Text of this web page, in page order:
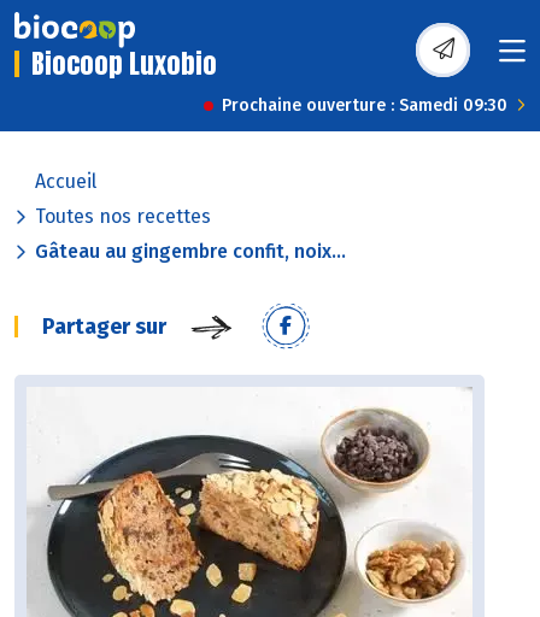
Biocoop Luxobio
Prochaine ouverture : Samedi 09:30
Accueil
Toutes nos recettes
Gâteau au gingembre confit, noix...
Partager sur